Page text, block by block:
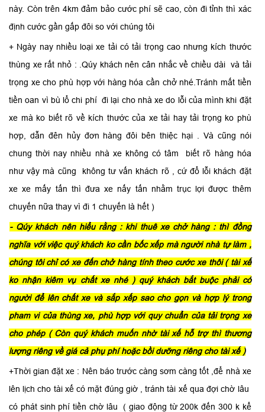
này. Còn trên 4km đảm bảo cước phí sẽ cao, còn đi tỉnh thì xác
định cước gần gấp đôi so với chúng tôi
+ Ngày nay nhiều loại xe tải có tải trọng cao nhưng kích thước
thùng xe rất nhỏ : .Qúy khách nên cân nhắc về chiều dài và tải
trọng xe cho phù hợp với hàng hóa cần chở nhé.Tránh mất tiền
tiền oan vì bù lổ chi phí đi lại cho nhà xe do lỗi của mình khi đặt
xe mà ko biết rõ về kích thước của xe tải hay tải trọng ko phù
hợp, dẫn đên hủy đơn hàng đôi bên thiệc hại . Và cũng nói
chung thời nay nhiều nhà xe không có tâm biết rõ hàng hóa
như vậy mà cũng không tư vấn khách rõ , cứ đổ lỗi khách đặt
xe xe mấy tấn thì đưa xe nấy tấn nhằm trục lợi được thêm
chuyến nữa thay vì đi 1 chuyến là hết )
- Qúy khách nên hiểu rằng : khi thuê xe chở hàng : thì đồng
nghĩa với việc quý khách ko cần bốc xếp mà người nhà tự làm ,
chúng tôi chỉ có xe đến chở hàng tính theo cước xe thôi ( tài xế
ko nhận kiêm vụ chất xe nhé ) quý khách bắt buộc phải có
người để lên chất xe và sắp xếp sao cho gọn và hợp lý trong
pham vi của thùng xe, phù hợp với quy chuẩn của tải trọng xe
cho phép ( Còn quý khách muốn nhờ tài xế hỗ trợ thì thương
lượng riêng về giá cả phụ phí hoặc bồi dưỡng riêng cho tài xế )
+Thời gian đặt xe : Nên báo trước càng sơm càng tốt ,để nhà xe
lên lịch cho tài xế có mặt đúng giờ , tránh tài xế qua đợi chờ lâu
có phát sinh phí tiền chờ lâu ( giao động từ 200k đến 300 k kể